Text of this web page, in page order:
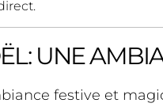
UNE
festive et